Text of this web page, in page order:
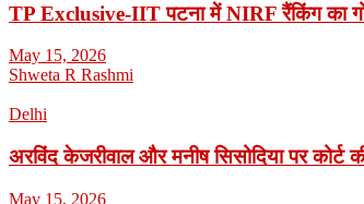
TP Exclusive-IIT पटना में NIRF रैंकिंग का
May 15, 2026
Shweta R Rashmi
Delhi
अरविंद केजरीवाल और मनीष सिसोदिया पर
May 15, 2026